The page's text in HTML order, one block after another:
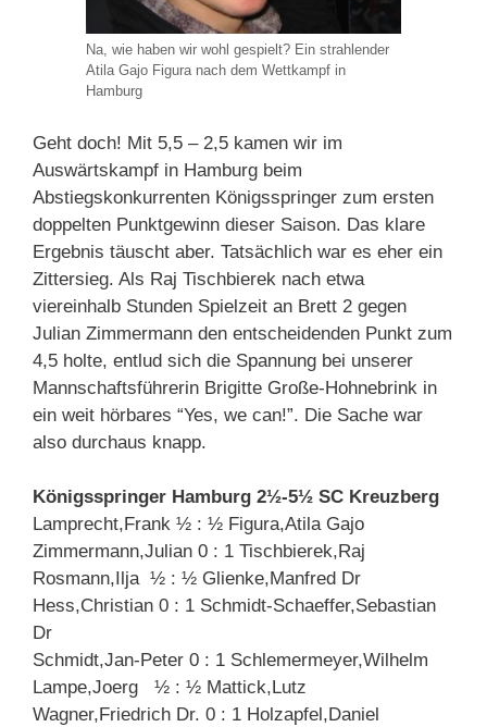
Na, wie haben wir wohl gespielt? Ein strahlender
Atila Gajo Figura nach dem Wettkampf in
Hamburg
Geht doch! Mit 5,5 – 2,5 kamen wir im
Auswärtskampf in Hamburg beim
Abstiegskonkurrenten Königsspringer zum ersten
doppelten Punktgewinn dieser Saison. Das klare
Ergebnis täuscht aber. Tatsächlich war es eher ein
Zittersieg. Als Raj Tischbierek nach etwa
viereinhalb Stunden Spielzeit an Brett 2 gegen
Julian Zimmermann den entscheidenden Punkt zum
4,5 holte, entlud sich die Spannung bei unserer
Mannschaftsführerin Brigitte Große-Hohnebrink in
ein weit hörbares “Yes, we can!”. Die Sache war
also durchaus knapp.
Königsspringer Hamburg 2½-5½ SC Kreuzberg
Lamprecht,Frank ½ : ½ Figura,Atila Gajo
Zimmermann,Julian 0 : 1 Tischbierek,Raj
Rosmann,Ilja ½ : ½ Glienke,Manfred Dr
Hess,Christian 0 : 1 Schmidt-Schaeffer,Sebastian
Dr
Schmidt,Jan-Peter 0 : 1 Schlemermeyer,Wilhelm
Lampe,Joerg ½ : ½ Mattick,Lutz
Wagner,Friedrich Dr. 0 : 1 Holzapfel,Daniel